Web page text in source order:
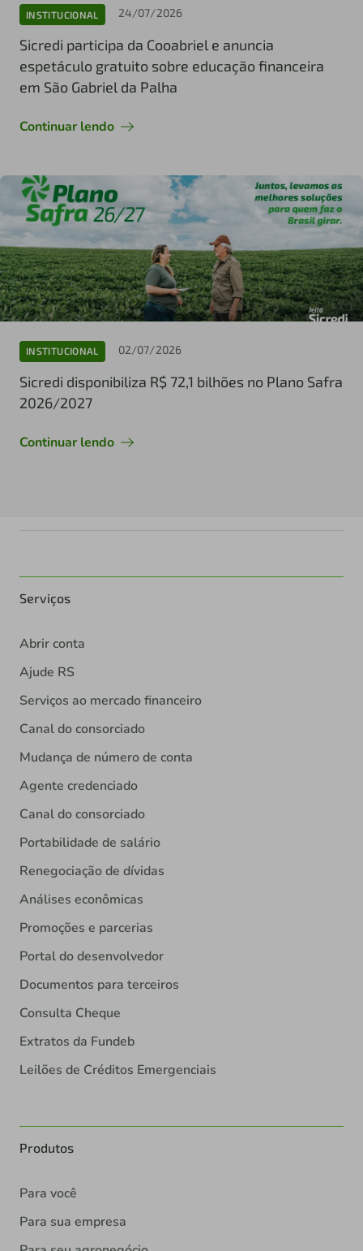
INSTITUCIONAL 24/07/2026
Sicredi participa da Cooabriel e anuncia
espetáculo gratuito sobre educação financeira
em São Gabriel da Palha
Continuar lendo
INSTITUCIONAL 02/07/2026
Sicredi disponibiliza R$ 72,1 bilhões no Plano Safra
2026/2027
Continuar lendo
Serviços
Abrir conta
Ajude RS
Serviços ao mercado financeiro
Canal do consorciado
Mudança de número de conta
Agente credenciado
Canal do consorciado
Portabilidade de salário
Renegociação de dívidas
Análises econômicas
Promoções e parcerias
Portal do desenvolvedor
Documentos para terceiros
Consulta Cheque
Extratos da Fundeb
Leilões de Créditos Emergenciais
Produtos
Para você
Para sua empresa